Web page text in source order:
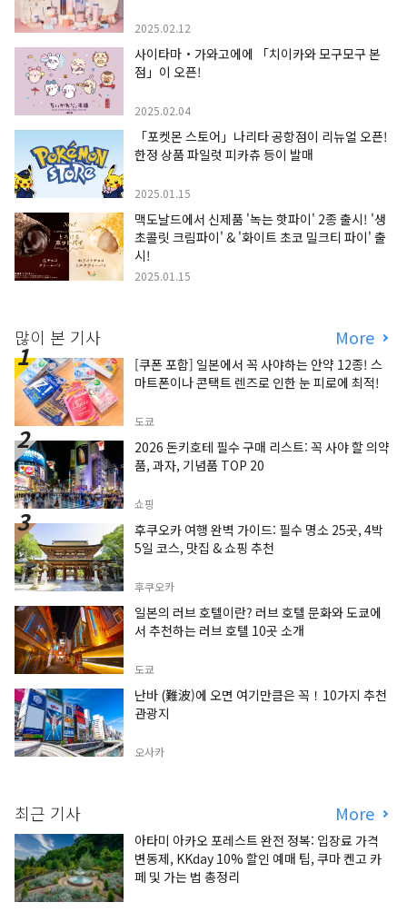
2025.02.12
사이타마・가와고에에 「치이카와 모구모구 본
점」이 오픈!
2025.02.04
「포켓몬 스토어」나리타 공항점이 리뉴얼 오픈!
한정 상품 파일럿 피카츄 등이 발매
2025.01.15
맥도날드에서 신제품 '녹는 핫파이' 2종 출시! '생
초콜릿 크림파이' & '화이트 초코 밀크티 파이' 출
시!
2025.01.15
많이 본 기사 More
[쿠폰 포함] 일본에서 꼭 사야하는 안약 12종! 스
마트폰이나 콘택트 렌즈로 인한 눈 피로에 최적!
도쿄
2026 돈키호테 필수 구매 리스트: 꼭 사야 할 의약
품, 과자, 기념품 TOP 20
쇼핑
후쿠오카 여행 완벽 가이드: 필수 명소 25곳, 4박
5일 코스, 맛집 & 쇼핑 추천
후쿠오카
일본의 러브 호텔이란? 러브 호텔 문화와 도쿄에
서 추천하는 러브 호텔 10곳 소개
도쿄
난바 (難波)에 오면 여기만큼은 꼭！10가지 추천
관광지
오사카
최근 기사 More
아타미 아카오 포레스트 완전 정복: 입장료 가격
변동제, KKday 10% 할인 예매 팁, 쿠마 켄고 카
페 및 가는 법 총정리